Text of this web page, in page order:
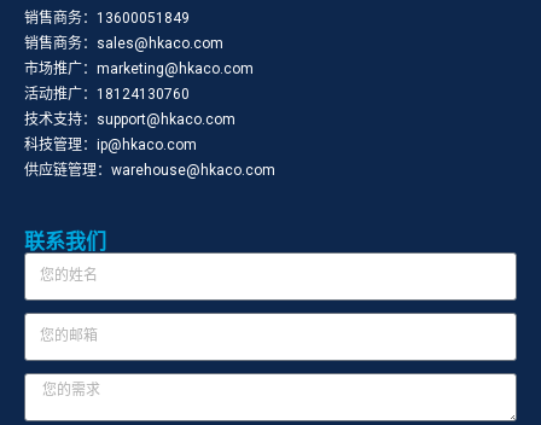
销售商务：13600051849
销售商务：sales@hkaco.com
市场推广：marketing@hkaco.com
活动推广：18124130760
技术支持：support@hkaco.com
科技管理：ip@hkaco.com
供应链管理：warehouse@hkaco.com
联系我们